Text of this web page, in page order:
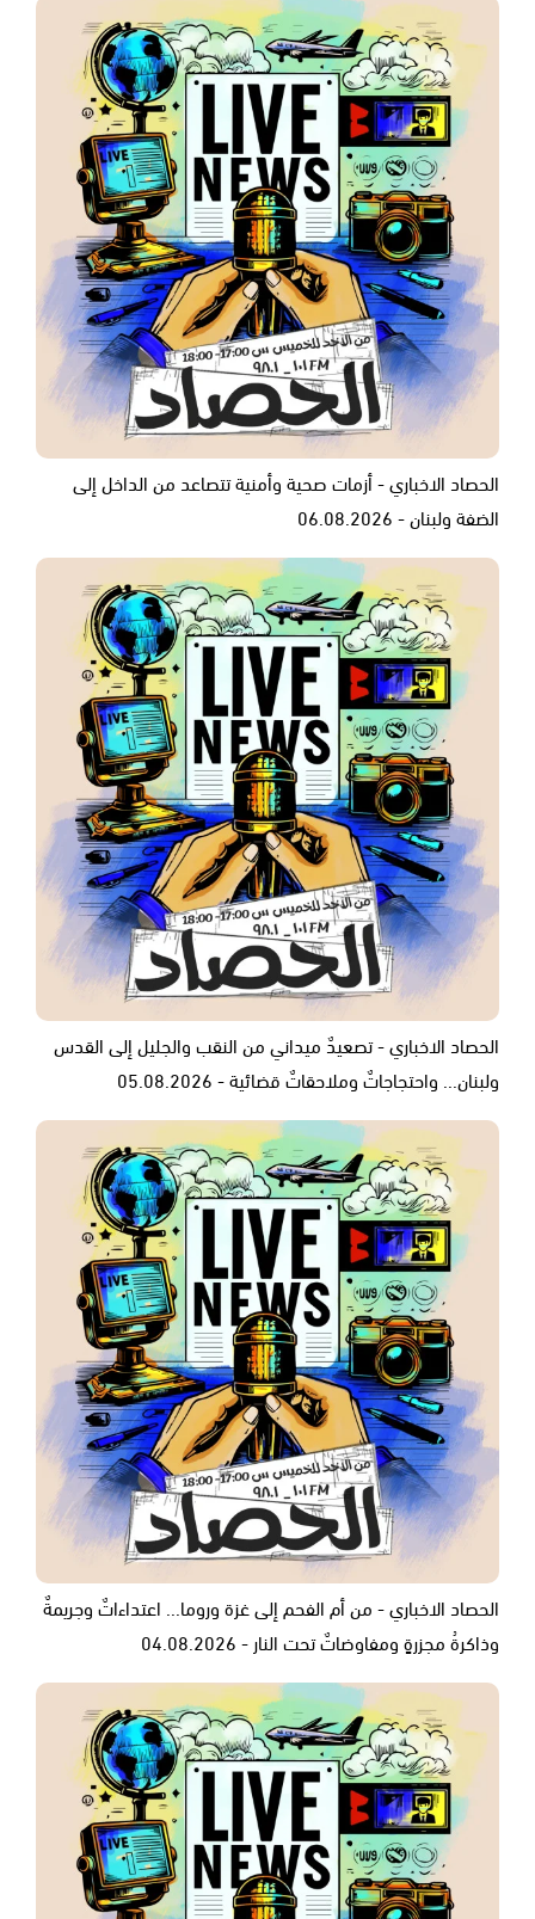
الحصاد الاخباري - أزمات صحية وأمنية تتصاعد من الداخل إلى
الضفة ولبنان - 06.08.2026
الحصاد الاخباري - تصعيدٌ ميداني من النقب والجليل إلى القدس
ولبنان... واحتجاجاتٌ وملاحقاتٌ قضائية - 05.08.2026
الحصاد الاخباري - من أم الفحم إلى غزة وروما... اعتداءاتٌ وجريمةٌ
وذاكرةُ مجزرةٍ ومفاوضاتٌ تحت النار - 04.08.2026